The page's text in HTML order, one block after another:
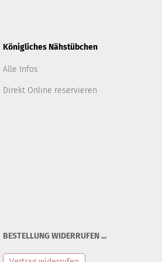
Königliches Nähstübchen
Alle Infos
Direkt Online reservieren
BESTELLUNG WIDERRUFEN ...